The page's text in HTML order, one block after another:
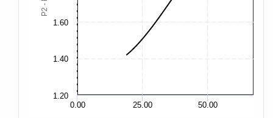
0.00 25.00 50.00
1.40
1.60
1.20